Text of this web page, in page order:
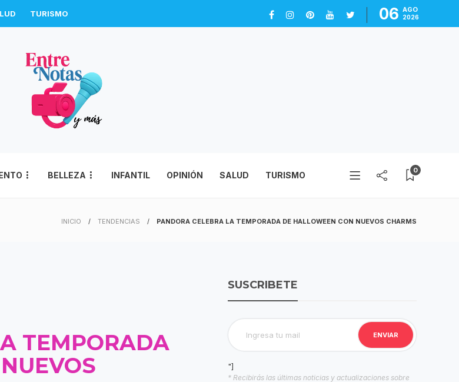
TURISMO 06 AGO
2026
BELLEZA INFANTIL OPINIÓN SALUD TURISMO 0
INICIO TENDENCIAS PANDORA CELEBRA LA TEMPORADA DE HALLOWEEN CON NUEVOS CHARMS
TEMPORADA
SUSCRIBETE
"]
* Recibirás las últimas noticias y actualizaciones sobre